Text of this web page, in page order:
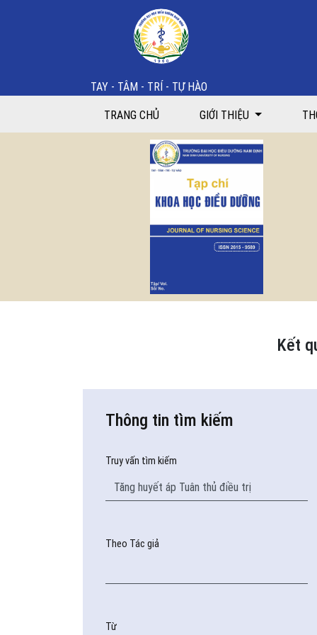
TAY - TÂM - TRÍ - TỰ HÀO
TRANG CHỦ GIỚI THIỆU
Kết
Thông tin tìm kiếm
Truy vấn tìm kiếm
Theo Tác giả
Từ